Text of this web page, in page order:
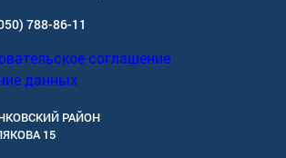
788-86-11
соглашение
данных
РАЙОН
15